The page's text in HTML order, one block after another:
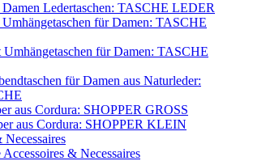
Ledertaschen: TASCHE LEDER
für Damen: TASCHE
für Damen: TASCHE
für Damen aus Naturleder:
aus Cordura: SHOPPER GROSS
aus Cordura: SHOPPER KLEIN
Necessaires
& Necessaires